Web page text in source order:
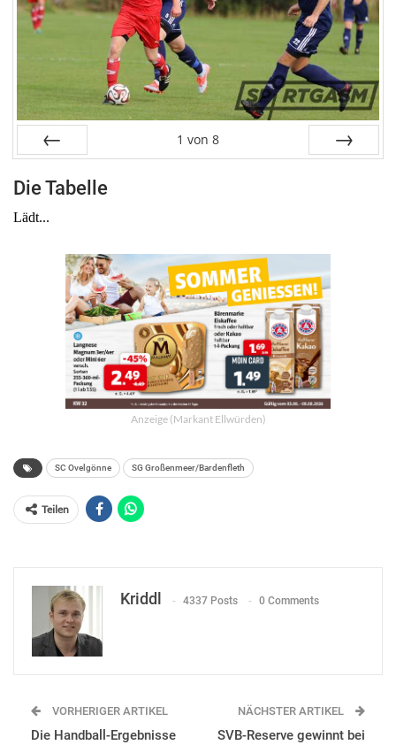
1 von 8
Die Tabelle
Anzeige (Markant Ellwürden)
SC Ovelgönne SG Großenmeer/Bardenfleth
Teilen
Kriddl 4337 Posts 0 Comments
VORHERIGER ARTIKEL
Die Handball-Ergebnisse
NÄCHSTER ARTIKEL
SVB-Reserve gewinnt bei